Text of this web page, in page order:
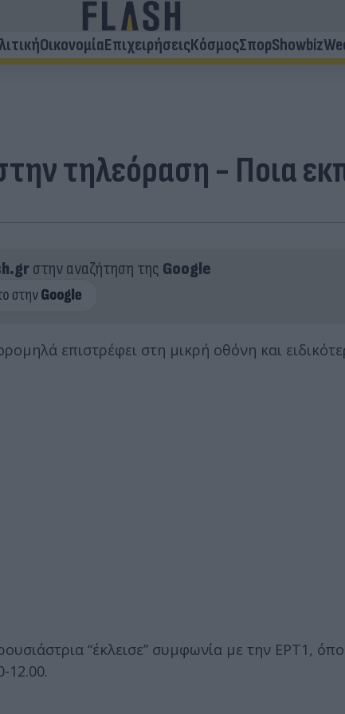
ΟικονομίαΕπιχειρήσειςΚόσμοςΣπορShowbiz
τηλεόραση - Ποια
στην αναζήτηση της Google
επιστρέφει στη μικρή οθόνη και
“έκλεισε” συμφωνία με την ΕΡΤ1,
12.00.